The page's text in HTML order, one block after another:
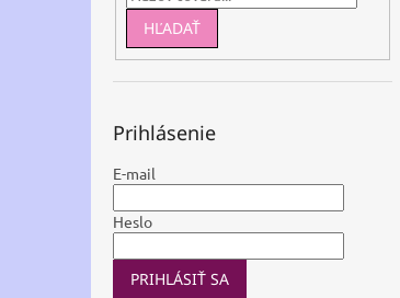
HĽADAŤ
Prihlásenie
E-mail
Heslo
PRIHLÁSIŤ SA